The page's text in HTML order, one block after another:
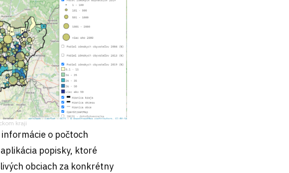
kraji
o počtoch
popisky, ktoré
obciach za konkrétny